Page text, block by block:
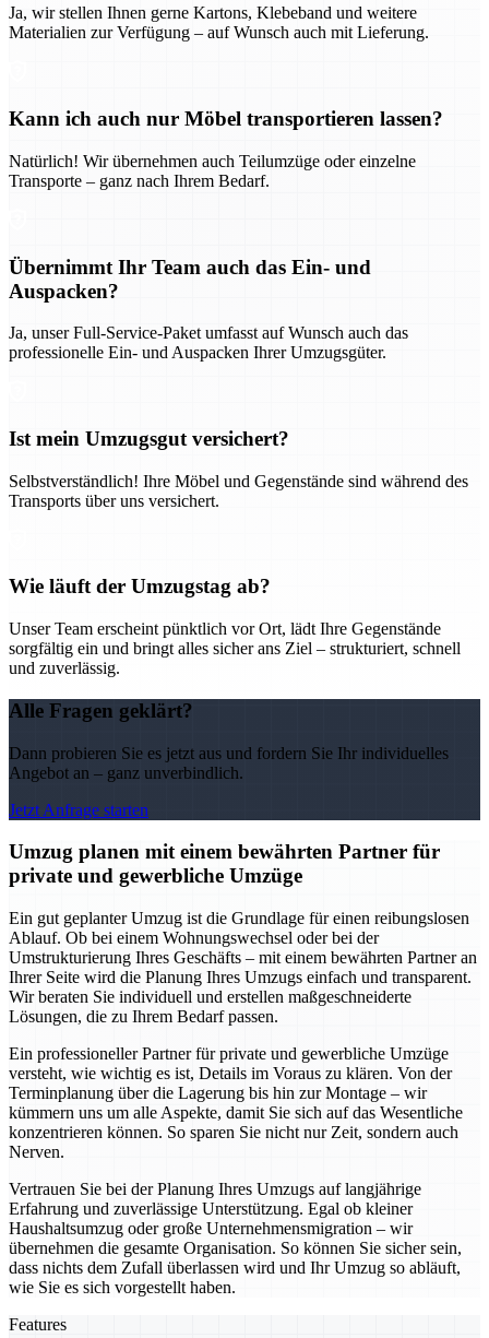
Ja, wir stellen Ihnen gerne Kartons, Klebeband und weitere
Materialien zur Verfügung – auf Wunsch auch mit Lieferung.
Kann ich auch nur Möbel transportieren lassen?
Natürlich! Wir übernehmen auch Teilumzüge oder einzelne
Transporte – ganz nach Ihrem Bedarf.
Übernimmt Ihr Team auch das Ein- und
Auspacken?
Ja, unser Full-Service-Paket umfasst auf Wunsch auch das
professionelle Ein- und Auspacken Ihrer Umzugsgüter.
Ist mein Umzugsgut versichert?
Selbstverständlich! Ihre Möbel und Gegenstände sind während des
Transports über uns versichert.
Wie läuft der Umzugstag ab?
Unser Team erscheint pünktlich vor Ort, lädt Ihre Gegenstände
sorgfältig ein und bringt alles sicher ans Ziel – strukturiert, schnell
und zuverlässig.
Alle Fragen geklärt?
Dann probieren Sie es jetzt aus und fordern Sie Ihr individuelles
Angebot an – ganz unverbindlich.
Jetzt Anfrage starten
Umzug planen mit einem bewährten Partner für
private und gewerbliche Umzüge
Ein gut geplanter Umzug ist die Grundlage für einen reibungslosen
Ablauf. Ob bei einem Wohnungswechsel oder bei der
Umstrukturierung Ihres Geschäfts – mit einem bewährten Partner an
Ihrer Seite wird die Planung Ihres Umzugs einfach und transparent.
Wir beraten Sie individuell und erstellen maßgeschneiderte
Lösungen, die zu Ihrem Bedarf passen.
Ein professioneller Partner für private und gewerbliche Umzüge
versteht, wie wichtig es ist, Details im Voraus zu klären. Von der
Terminplanung über die Lagerung bis hin zur Montage – wir
kümmern uns um alle Aspekte, damit Sie sich auf das Wesentliche
konzentrieren können. So sparen Sie nicht nur Zeit, sondern auch
Nerven.
Vertrauen Sie bei der Planung Ihres Umzugs auf langjährige
Erfahrung und zuverlässige Unterstützung. Egal ob kleiner
Haushaltsumzug oder große Unternehmensmigration – wir
übernehmen die gesamte Organisation. So können Sie sicher sein,
dass nichts dem Zufall überlassen wird und Ihr Umzug so abläuft,
wie Sie es sich vorgestellt haben.
Features